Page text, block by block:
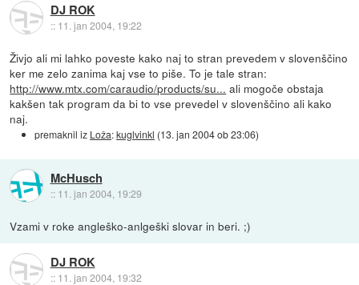
DJ ROK
:: 11. jan 2004, 19:22
Živjo ali mi lahko poveste kako naj to stran prevedem v slovenščino
ker me zelo zanima kaj vse to piše. To je tale stran:
http://www.mtx.com/caraudio/products/su... ali mogoče obstaja
kakšen tak program da bi to vse prevedel v slovenščino ali kako
naj.
premaknil iz Loža:kuglvinkl (13. jan 2004 ob 23:06)
McHusch
:: 11. jan 2004, 19:29
Vzami v roke angleško-anlgeški slovar in beri. ;)
DJ ROK
:: 11. jan 2004, 19:32